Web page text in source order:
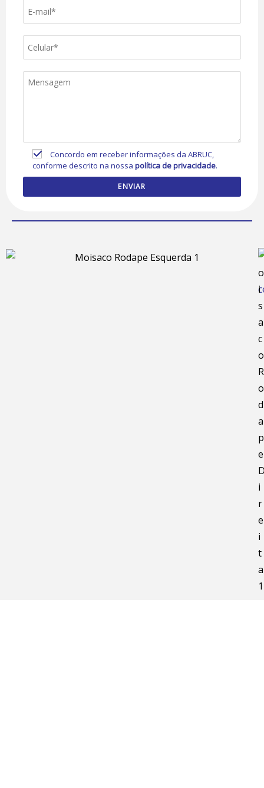
Concordo em receber informações da ABRUC,
conforme descrito na nossapolítica de privacidade.